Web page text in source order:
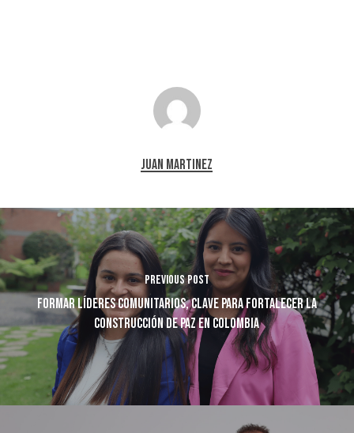
Juan Martinez
Previous Post
​Formar líderes comunitarios, clave para fortalecer la
construcción de paz en Colombia